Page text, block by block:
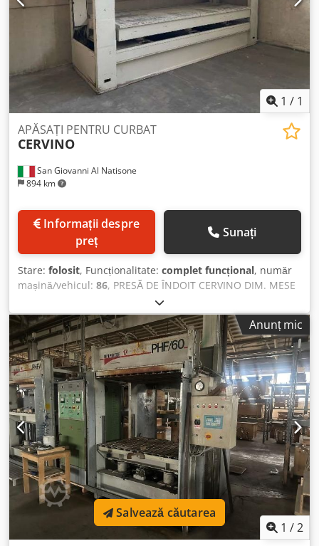
1 / 1
San Giovanni Al Natisone
894 km
APĂSAȚI PENTRU CURBAT
CERVINO
preț
Sunați
Stare: folosit, Funcționalitate: complet funcțional, număr
mașină/vehicul: 86, PRESĂ DE ÎNDOIT CERVINO DIM. MESE
3500X1370 MM. - Deschidere 1000 mm. - Matr. 86 Dodpox
Rrftefx Adhewa
Anunț mic
1 /2
Salvează căutarea